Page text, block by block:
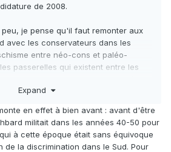
de 2008.
je pense qu'il faut remonter aux
avec les conservateurs dans les
entre néo-cons et paléo-
passerelles qui existent entre les
Expand
en effet à bien avant : avant d'être
militait dans les années 40-50 pour
à cette époque était sans équivoque
de la discrimination dans le Sud. Pour